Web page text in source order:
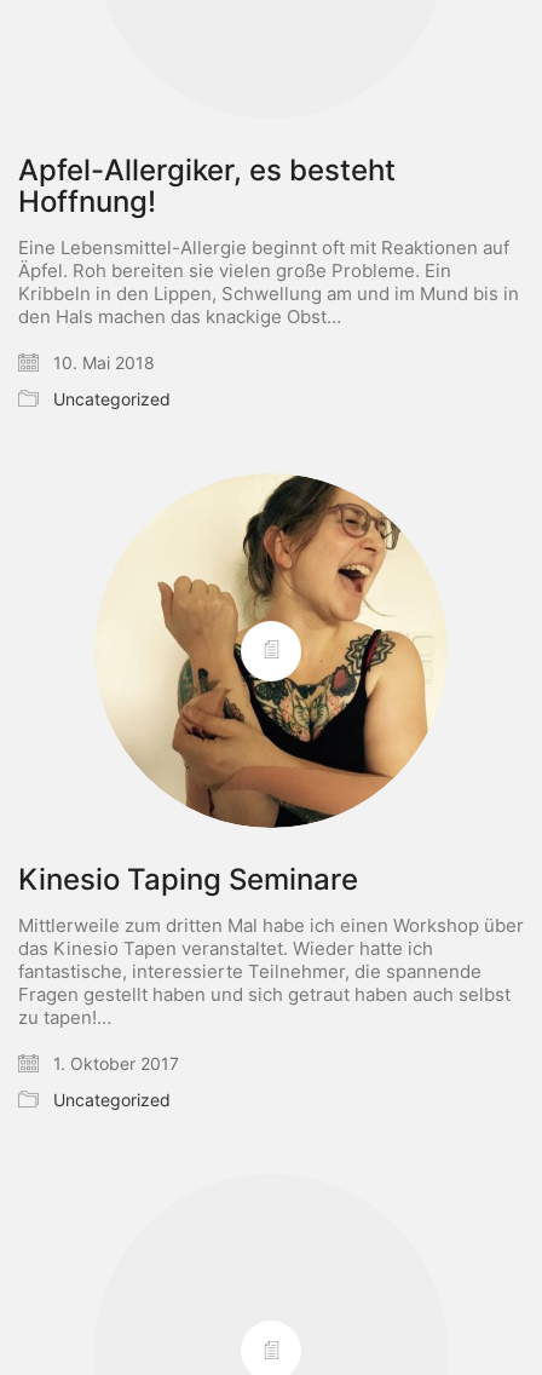
Apfel-Allergiker, es besteht
Hoffnung!
Eine Lebensmittel-Allergie beginnt oft mit Reaktionen auf
Äpfel. Roh bereiten sie vielen große Probleme. Ein
Kribbeln in den Lippen, Schwellung am und im Mund bis in
den Hals machen das knackige Obst…
10. Mai 2018
Uncategorized
Kinesio Taping Seminare
Mittlerweile zum dritten Mal habe ich einen Workshop über
das Kinesio Tapen veranstaltet. Wieder hatte ich
fantastische, interessierte Teilnehmer, die spannende
Fragen gestellt haben und sich getraut haben auch selbst
zu tapen!…
1. Oktober 2017
Uncategorized